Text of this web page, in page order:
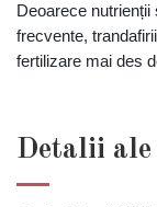
Deoarece
frecvente,
fertilizare mai des
Detalii ale